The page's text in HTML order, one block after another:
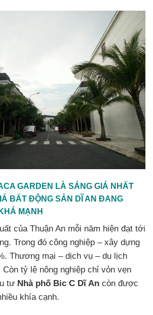
GARDEN LÀ SÁNG GIÁ NHẤT
BẤT ĐỘNG SẢN DĨ AN ĐANG
MẠNH
của Thuận An mỗi năm hiện đạt tới
Trong đó công nghiệp – xây dựng
Thương mại – dịch vụ – du lịch
tỷ lệ nông nghiệp chỉ vỏn vẹn
tư Nhà phố Bic C Dĩ An còn được
khía cạnh.